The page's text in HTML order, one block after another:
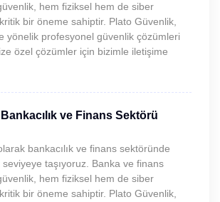
hem fiziksel hem de siber
bir öneme sahiptir. Plato Güvenlik,
yönelik profesyonel güvenlik çözümleri
özel çözümler için bizimle iletişime
ve Finans Sektörü
bankacılık ve finans sektöründe
taşıyoruz. Banka ve finans
hem fiziksel hem de siber
bir öneme sahiptir. Plato Güvenlik,